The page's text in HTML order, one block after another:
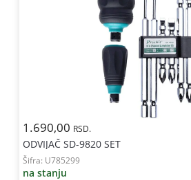
1.690,00 RSD.
ODVIJAČ SD-9820 SET
Šifra: U785299
na stanju